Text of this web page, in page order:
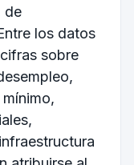
de
los datos
sobre